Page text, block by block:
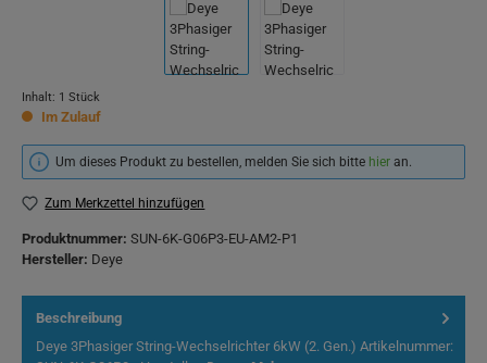
Inhalt: 1 Stück
Im Zulauf
Um dieses Produkt zu bestellen, melden Sie sich bitte hier an.
Zum Merkzettel hinzufügen
Produktnummer: SUN-6K-G06P3-EU-AM2-P1
Hersteller: Deye
Beschreibung
Deye 3Phasiger String-Wechselrichter 6kW (2. Gen.) Artikelnummer: